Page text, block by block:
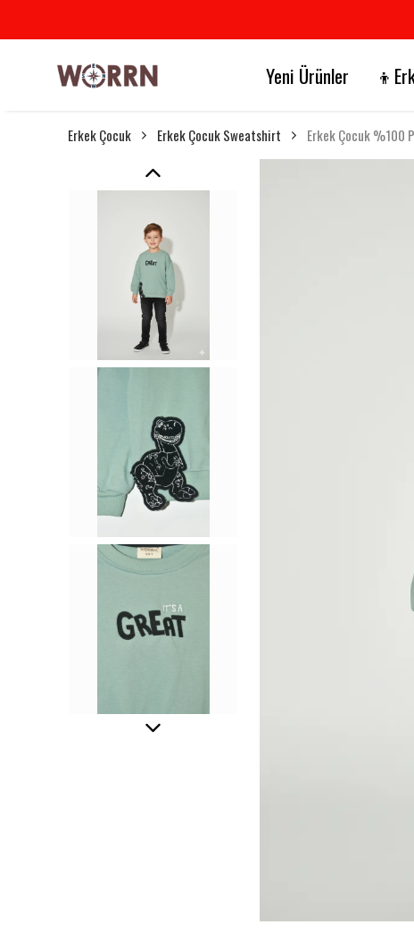
Yeni Ürünler
Erkek Çocuk Erkek Çocuk Sweatshirt Erkek Çocuk %100